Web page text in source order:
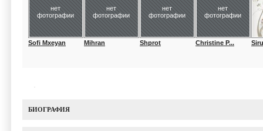
нет
фотографии
Sofi Mxeyan
нет
фотографии
Mihran
нет
фотографии
Shprot
нет
фотографии
Christine P...
БИОГРАФИЯ